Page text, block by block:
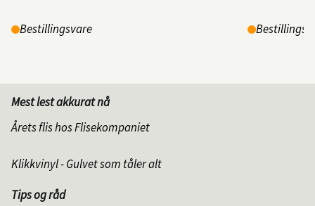
Bestillingsvare
Mest lest akkurat nå
Årets flis hos Flisekompaniet
Klikkvinyl - Gulvet som tåler alt
Tips og råd